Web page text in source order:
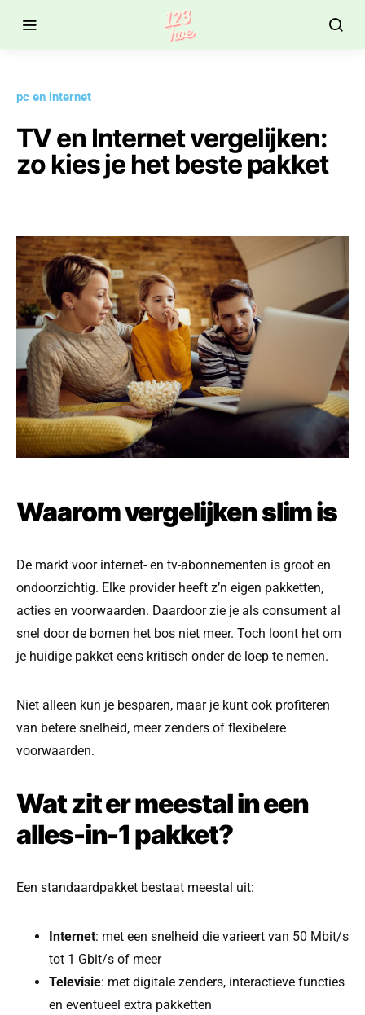
pc en internet
TV en Internet vergelijken:
zo kies je het beste pakket
Waarom vergelijken slim is
De markt voor internet- en tv-abonnementen is groot en
ondoorzichtig. Elke provider heeft z’n eigen pakketten,
acties en voorwaarden. Daardoor zie je als consument al
snel door de bomen het bos niet meer. Toch loont het om
je huidige pakket eens kritisch onder de loep te nemen.
Niet alleen kun je besparen, maar je kunt ook profiteren
van betere snelheid, meer zenders of flexibelere
voorwaarden.
Wat zit er meestal in een
alles-in-1 pakket?
Een standaardpakket bestaat meestal uit:
Internet: met een snelheid die varieert van 50 Mbit/s
tot 1 Gbit/s of meer
Televisie: met digitale zenders, interactieve functies
en eventueel extra pakketten